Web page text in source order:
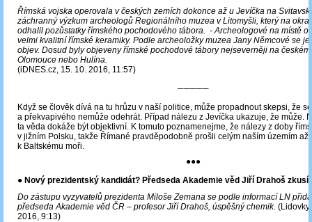
Římská vojska operovala v českých zemích dokonce až u Jevíčka na
záchranný výzkum archeologů Regionálního muzea v Litomyšli, který na
odhalil pozůstatky římského pochodového tábora. - Archeologové na místě
velmi kvalitní římské keramiky. Podle archeoložky muzea Jany Němcové se
objev. Dosud byly objeveny římské pochodové tábory nejseverněji na
Olomouce nebo Hulína.
(iDNES.cz, 15. 10. 2016, 11:57)
─────
Když se člověk dívá na tu hrůzu v naší politice, může propadnout skepsi, že
a překvapivého nemůže odehrát. Případ nálezu z Jevíčka ukazuje, že může.
ta věda dokáže být objektivní. K tomuto poznamenejme, že nálezy z doby
v jižním Polsku, takže Římané pravděpodobně prošli celým naším územím až
k Baltskému moři.
●●●
● Nový prezidentský kandidát? Předseda Akademie věd Jiří Drahoš zkusí
Do zástupu vyzyvatelů prezidenta Miloše Zemana se podle informací LN
předseda Akademie věd ČR – profesor Jiří Drahoš, úspěšný chemik.
2016, 9:13)